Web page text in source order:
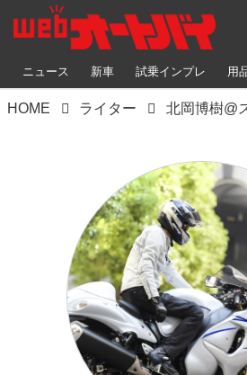
ニュース 新車 試乗インプレ 用
HOME ライター 北岡博樹@